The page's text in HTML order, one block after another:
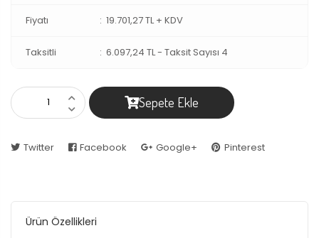
Fiyatı 19.701,27 TL + KDV
Taksitli 6.097,24 TL- Taksit Sayısı 4
Sepete Ekle
Twitter Facebook Google+ Pinterest
Ürün Özellikleri